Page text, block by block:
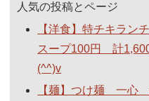
人気の投稿とページ
【洋食】特チキラン
スープ100円 計
(^^)v
【麺】つけ麺 一心